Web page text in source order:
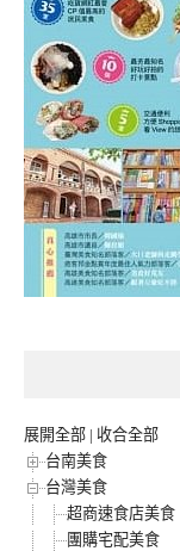
展開全部 | 收合全部
台南美食
台灣美食
超商速食店美食
團購宅配美食